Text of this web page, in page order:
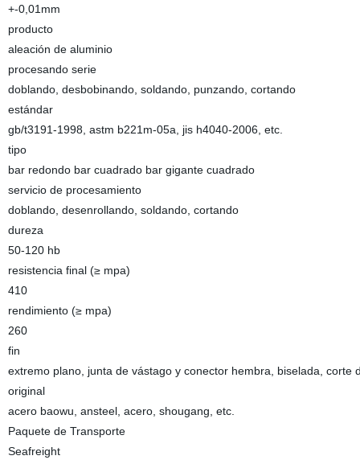
+-0,01mm
producto
aleación de aluminio
procesando serie
doblando, desbobinando, soldando, punzando, cortando
estándar
gb/t3191-1998, astm b221m-05a, jis h4040-2006, etc.
tipo
bar redondo bar cuadrado bar gigante cuadrado
servicio de procesamiento
doblando, desenrollando, soldando, cortando
dureza
50-120 hb
resistencia final (≥ mpa)
410
rendimiento (≥ mpa)
260
fin
extremo plano, junta de vástago y conector hembra, biselada, corte
original
acero baowu, ansteel, acero, shougang, etc.
Paquete de Transporte
Seafreight